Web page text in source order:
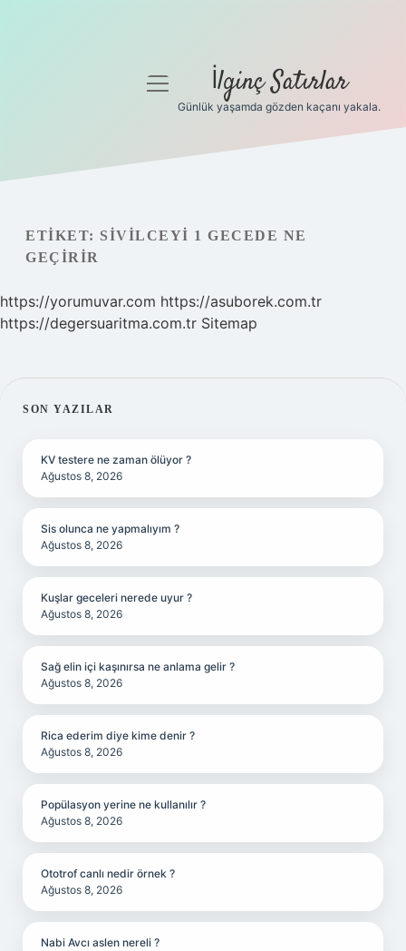
Gizlilik Politikası
Hakkımızda
menüyü
İlginç Satırlar
Günlük yaşamda gözden kaçanı yakala.
ETIKET: SIVILCEYI 1 GECEDE NE
GEÇIRIR
https://yorumuvar.com https://asuborek.com.tr
https://degersuaritma.com.tr Sitemap
SIDEBAR
SON YAZILAR
KV testere ne zaman ölüyor ?
Ağustos 8, 2026
Sis olunca ne yapmalıyım ?
Ağustos 8, 2026
Kuşlar geceleri nerede uyur ?
Ağustos 8, 2026
Sağ elin içi kaşınırsa ne anlama gelir ?
Ağustos 8, 2026
Rica ederim diye kime denir ?
Ağustos 8, 2026
Popülasyon yerine ne kullanılır ?
Ağustos 8, 2026
Ototrof canlı nedir örnek ?
Ağustos 8, 2026
Nabi Avcı aslen nereli ?